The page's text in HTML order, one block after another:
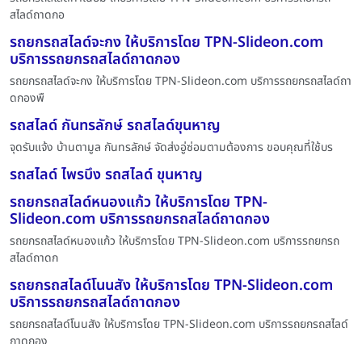
สไลด์ถาดกอ
รถยกรถสไลด์จะกง ให้บริการโดย TPN-Slideon.com
บริการรถยกรถสไลด์ถาดกอง
รถยกรถสไลด์จะกง ให้บริการโดย TPN-Slideon.com บริการรถยกรถสไลด์ถา
ดกองพื
รถสไลด์ กันทรลักษ์ รถสไลด์ขุนหาญ
จุดรับแจ้ง บ้านตามูล กันทรลักษ์ จัดส่งอู่ซ่อมตามต้องการ ขอบคุณที่ใช้บร
รถสไลด์ ไพรบึง รถสไลด์ ขุนหาญ
รถยกรถสไลด์หนองแก้ว ให้บริการโดย TPN-
Slideon.com บริการรถยกรถสไลด์ถาดกอง
รถยกรถสไลด์หนองแก้ว ให้บริการโดย TPN-Slideon.com บริการรถยกรถ
สไลด์ถาดก
รถยกรถสไลด์โนนสัง ให้บริการโดย TPN-Slideon.com
บริการรถยกรถสไลด์ถาดกอง
รถยกรถสไลด์โนนสัง ให้บริการโดย TPN-Slideon.com บริการรถยกรถสไลด์